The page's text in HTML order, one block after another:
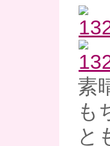
素
も
と